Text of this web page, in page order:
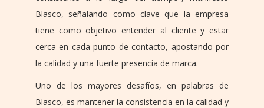
Blasco, señalando como clave que la empresa
tiene como objetivo entender al cliente y estar
cerca en cada punto de contacto, apostando por
la calidad y una fuerte presencia de marca.
Uno de los mayores desafíos, en palabras de
Blasco, es mantener la consistencia en la calidad y